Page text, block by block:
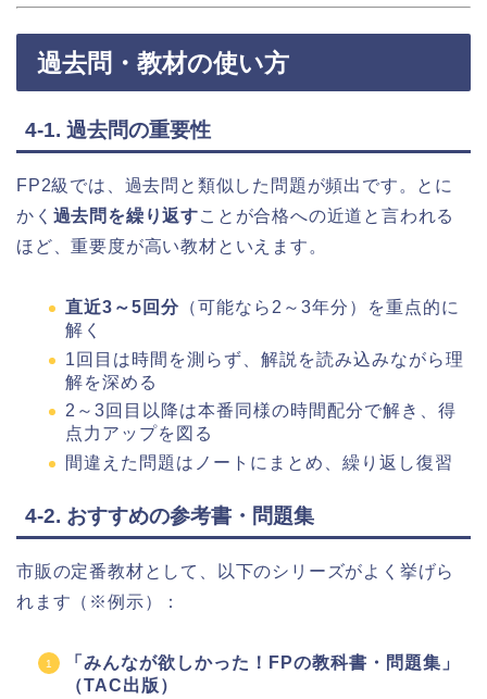
過去問・教材の使い方
4-1. 過去問の重要性
FP2級では、過去問と類似した問題が頻出です。とに
かく 過去問を繰り返すことが合格への近道と言われる
ほど、重要度が高い教材といえます。
直近3～5回分 （可能なら2～3年分）を重点的に
解く
1回目は時間を測らず、解説を読み込みながら理
解を深める
2～3回目以降は本番同様の時間配分で解き、得
点力アップを図る
間違えた問題はノートにまとめ、繰り返し復習
4-2. おすすめの参考書・問題集
市販の定番教材として、以下のシリーズがよく挙げら
れます（※例示）：
「みんなが欲しかった！FPの教科書・問題集」
（TAC出版）